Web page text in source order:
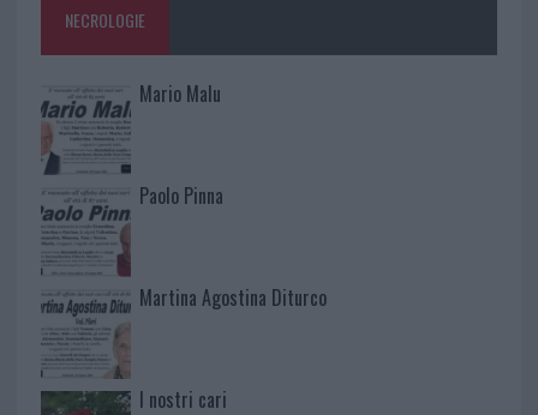
NECROLOGIE
Mario Malu
Paolo Pinna
Martina Agostina Diturco
I nostri cari